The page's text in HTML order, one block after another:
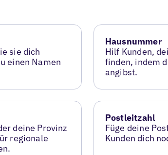
sie dich
einen Namen
Hausnummer
Hilf Kunden,
finden, indem
angibst.
deine Provinz
regionale
Postleitzahl
Füge deine
Kunden dich